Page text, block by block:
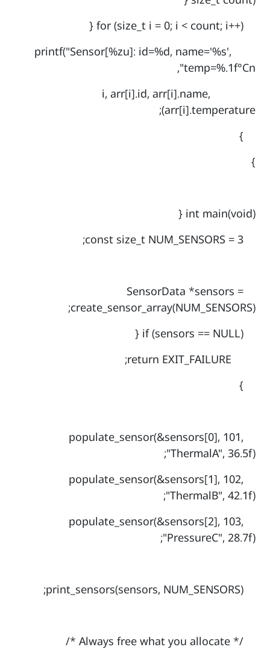
printf("Sensor[%zu]: id=%d, name='%s',
temp=%.1f°Cn",
i, arr[i].id, arr[i].name,
arr[i].temperature);
}
}
int main(void) {
SensorData *sensors =
create_sensor_array(NUM_SENSORS);
}
populate_sensor(&sensors[0], 101,
"ThermalA", 36.5f);
populate_sensor(&sensors[1], 102,
"ThermalB", 42.1f);
populate_sensor(&sensors[2], 103,
"PressureC", 28.7f);
/* Always free what you allocate */